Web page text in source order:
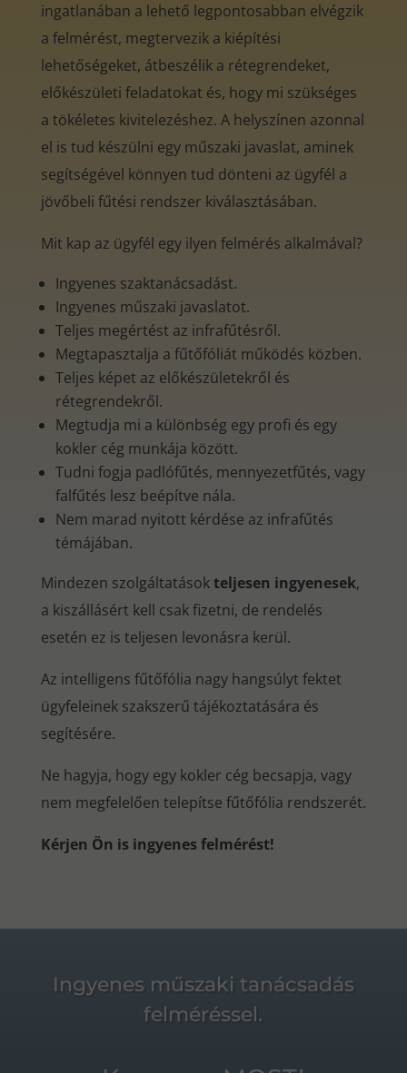
ingatlanában a lehető legpontosabban elvégzik
a felmérést, megtervezik a kiépítési
lehetőségeket, átbeszélik a rétegrendeket,
előkészületi feladatokat és, hogy mi szükséges
a tökéletes kivitelezéshez. A helyszínen azonnal
el is tud készülni egy műszaki javaslat, aminek
segítségével könnyen tud dönteni az ügyfél a
jövőbeli fűtési rendszer kiválasztásában.
Mit kap az ügyfél egy ilyen felmérés alkalmával?
Ingyenes szaktanácsadást.
Ingyenes műszaki javaslatot.
Teljes megértést az infrafűtésről.
Megtapasztalja a fűtőfóliát működés közben.
Teljes képet az előkészületekről és
rétegrendekről.
Megtudja mi a különbség egy profi és egy
kokler cég munkája között.
Tudni fogja padlófűtés, mennyezetfűtés, vagy
falfűtés lesz beépítve nála.
Nem marad nyitott kérdése az infrafűtés
témájában.
Mindezen szolgáltatásokteljesen ingyenesek,
a kiszállásért kell csak fizetni, de rendelés
esetén ez is teljesen levonásra kerül.
Az intelligens fűtőfólia nagy hangsúlyt fektet
ügyfeleinek szakszerű tájékoztatására és
segítésére.
Ne hagyja, hogy egy kokler cég becsapja, vagy
nem megfelelően telepítse fűtőfólia rendszerét.
Kérjen Ön is ingyenes felmérést!
Ingyenes műszaki tanácsadás
felméréssel.